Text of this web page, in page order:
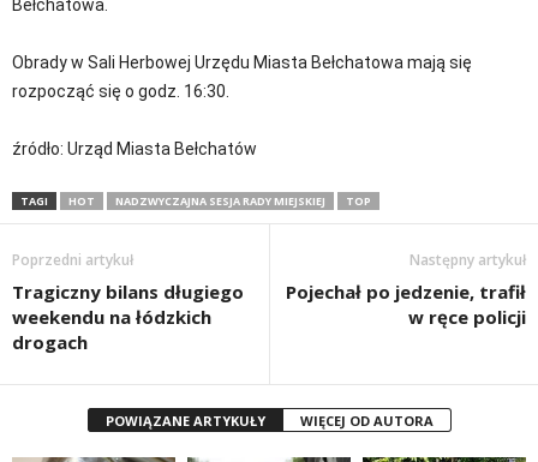
Bełchatowa.
Obrady w Sali Herbowej Urzędu Miasta Bełchatowa mają się
rozpocząć się o godz. 16:30.
źródło: Urząd Miasta Bełchatów
TAGI HOT NADZWYCZAJNA SESJA RADY MIEJSKIEJ TOP
Poprzedni artykuł
Tragiczny bilans długiego
weekendu na łódzkich
drogach
Następny artykuł
Pojechał po jedzenie, trafił
w ręce policji
POWIĄZANE ARTYKUŁY WIĘCEJ OD AUTORA